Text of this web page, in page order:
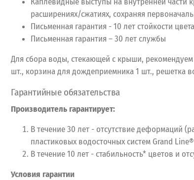
расширениях/сжатиях, сохраняя
Письменная гарантия - 10 лет стойкости цвета
Письменная гарантия – 30 лет службы
Для сбора воды, стекающей с крыши,
шт., корзина для дождеприемника 1 шт., решетка
Гарантийные обязательства
Производитель гарантирует:
В течение 30 лет - отсутствие деформаций
пластиковых водосточных систем Grand
В течение 10 лет - стабильность* цветов и
Условия гарантии